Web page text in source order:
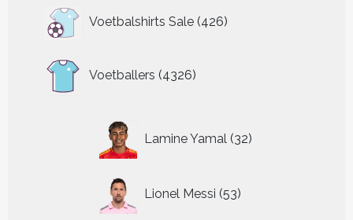
Voetbalshirts Sale 426
426
producten
Voetballers 4326
producten
Lamine Yamal 32
producten
Lionel Messi 53
producten